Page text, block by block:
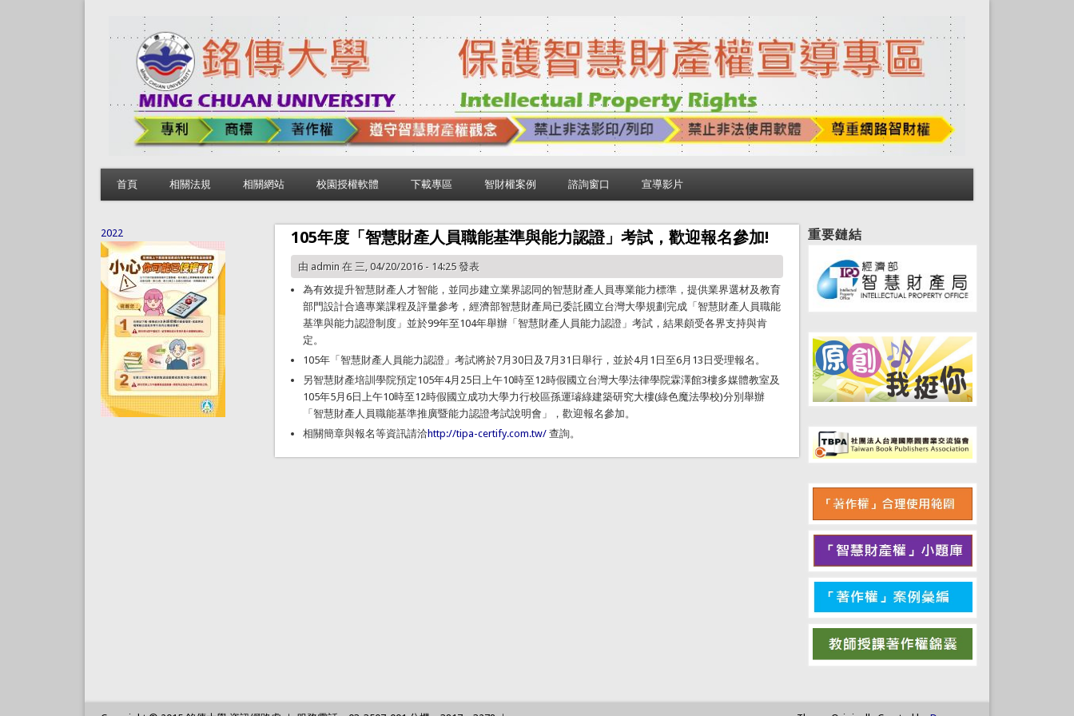
首頁 相關法規 相關網站 校園授權軟體 下載專區 智財權案例 諮詢窗口 宣導影片
105年度「智慧財產人員職能基準與能力認證」考試，歡迎報名參加!
由 admin 在 三, 04/20/2016 - 14:25 發表
為有效提升智慧財產人才智能，並同步建立業界認同的智慧財產人員專業能力標準，提供業界選材及教育
部門設計合適專業課程及評量參考，經濟部智慧財產局已委託國立台灣大學規劃完成「智慧財產人員職能
基準與能力認證制度」並於99年至104年舉辦「智慧財產人員能力認證」考試，結果頗受各界支持與肯
定。
105年「智慧財產人員能力認證」考試將於7月30日及7月31日舉行，並於4月1日至6月13日受理報名。
另智慧財產培訓學院預定105年4月25日上午10時至12時假國立台灣大學法律學院霖澤館3樓多媒體教室及
105年5月6日上午10時至12時假國立成功大學力行校區孫運璿綠建築研究大樓(綠色魔法學校)分別舉辦
「智慧財產人員職能基準推廣暨能力認證考試說明會」，歡迎報名參加。
相關簡章與報名等資訊請洽http://tipa-certify.com.tw/ 查詢。
2022 重要鏈結